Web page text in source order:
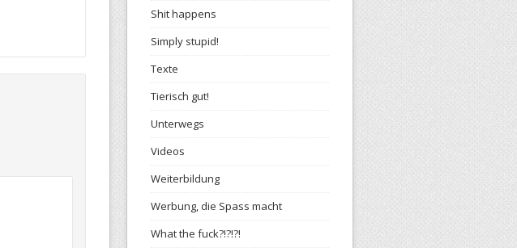
Shit happens
Simply stupid!
Texte
Tierisch gut!
Unterwegs
Videos
Weiterbildung
Werbung, die Spass macht
What the fuck?!?!?!